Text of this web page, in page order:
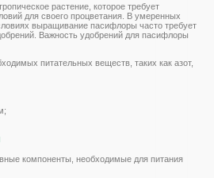
растение, которое требует
для своего процветания. В умеренных
выращивание пасифлоры часто требует
Важность удобрений для пасифлоры
питательных веществ, таких как азот,
компоненты, необходимые для питания